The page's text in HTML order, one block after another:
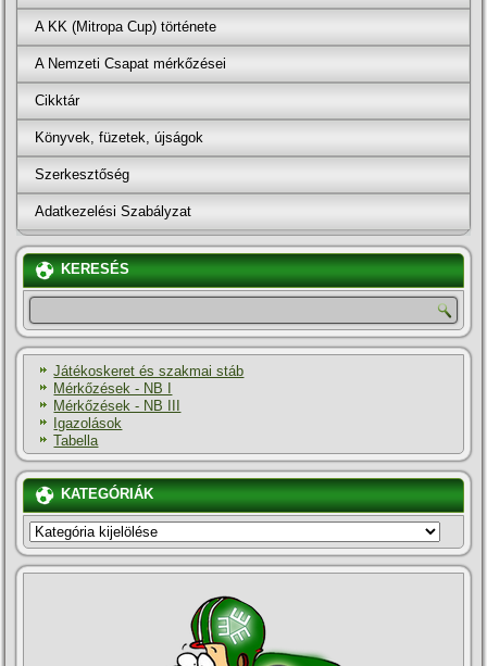
A KK (Mitropa Cup) története
A Nemzeti Csapat mérkőzései
Cikktár
Könyvek, füzetek, újságok
Szerkesztőség
Adatkezelési Szabályzat
KERESÉS
Játékoskeret és szakmai stáb
Mérkőzések - NB I
Mérkőzések - NB III
Igazolások
Tabella
KATEGÓRIÁK
KATEGÓRIÁK